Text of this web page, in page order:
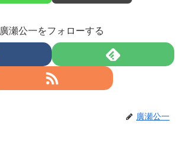
廣瀬公一をフォローする
廣瀬公一